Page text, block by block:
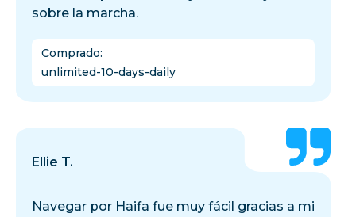
sobre la marcha.
Comprado:
unlimited-10-days-daily
Ellie T.
Navegar por Haifa fue muy fácil gracias a mi